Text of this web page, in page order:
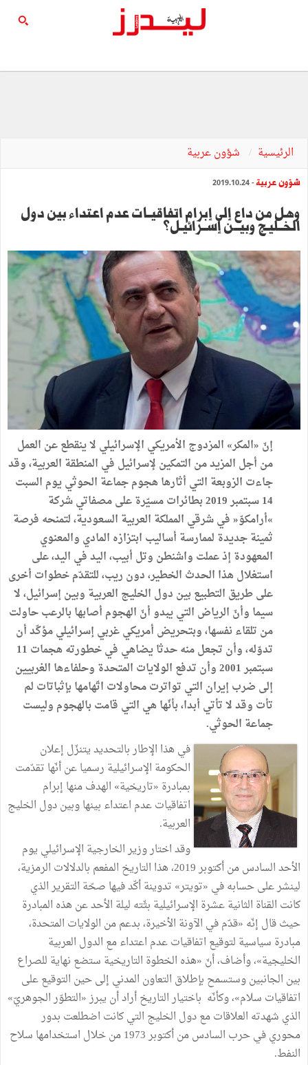
الرئيسية شؤون عربية
شؤون عربية- 2019.10.24
وهل من داع إلى إبرام اتفاقيــات عدم اعتداء بين دول
الخــليـج وبيـــن إســرائيـل؟
إنّ «المكر» المزدوج الأمريكي الإسرائيلي لا ينقطع عن العمل
من أجل المزيد من التمكين لإسرائيل في المنطقة العربية، وقد
جاءت الزوبعة التي أثارها هجوم جماعة الحوثي يوم السبت
14 سبتمبر 2019 بطائرات مسيّرة على مصفاتي شركة
»أرامكوّ« في شرقي المملكة العربية السعودية، لتمنحه فرصة
ثمينة جديدة لممارسة أساليب ابتزازه المادي والمعنوي
المعهودة إذ عملت واشنطن وتل أبيب، اليد في اليد، على
استغلال هذا الحدث الخطير، دون ريب، للتقدّم خطوات أخرى
على طريق التطبيع بين دول الخليج العربية وبين إسرائيل، لا
سيما وأنّ الرياض التي يبدو أنّ الهجوم أصابها بالرعب حاولت
من تلقاء نفسها، وبتحريض أمريكي غربي إسرائيلي مؤكّد أن
تدوّله، وأن تجعل منه حدثا يضاهي في خطورته هجمات 11
سبتمبر 2001 وأن تدفع الولايات المتحدة وحلفاءها الغربيين
إلى ضرب إيران التي تواترت محاولات اتّهامها بإثباتات لم
تأت وقد لا تأتي أبدا، بأنّها هي التي قامت بالهجوم وليست
جماعة الحوثي.
في هذا الإطار بالتحديد يتنزّل إعلان
الحكومة الإسرائيلية رسميا عن أنّها تقدّمت
بمبادرة «تاريخية» الهدف منها إبرام
اتفاقيات عدم اعتداء بينها وبين دول الخليج
العربية.
وقد اختار وزير الخارجية الإسرائيلي يوم
الأحد السادس من أكتوبر 2019، هذا التاريخ المفعم بالدلالات الرمزية،
لينشر على حسابه في «تويتر» تدوينة أكّد فيها صحّة التقرير الذي
كانت القناة الثانية عشرة الإسرائيلية بثّته ليلة الأحد عن هذه المبادرة
حيث قال إنّه «قدّم في الآونة الأخيرة، بدعم من الولايات المتحدة،
مبادرة سياسية لتوقيع اتفاقيات عدم اعتداء مع الدول العربية
الخليجية»، وأضاف، أنّ «هذه الخطوة التاريخية ستضع نهاية للصراع
بين الجانبين وستسمح بإطلاق التعاون المدني إلى حين التوقيع على
اتفاقيات سلام»، وكأنّه باختيار التاريخ أراد أن يبرز «التطوّر الجوهريّ»
الذي شهدته العلاقات مع دول الخليج التي كانت اضطلعت بدور
محوري في حرب السادس من أكتوبر 1973 من خلال استخدامها سلاح
النفط.